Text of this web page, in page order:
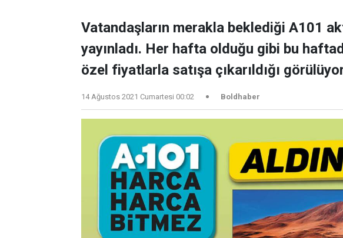
Vatandaşların merakla beklediği A101
yayınladı. Her hafta olduğu gibi bu
özel fiyatlarla satışa çıkarıldığı
14 Ağustos 2021 Cumartesi 00:02 Boldhaber